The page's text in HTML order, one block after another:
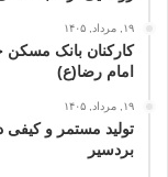
۱۹, مرداد, ۱۴۰۵
کارکنان بانک مسکن
امام رضا(ع)
۱۹, مرداد, ۱۴۰۵
تولید مستمر و کیفی
بردسیر